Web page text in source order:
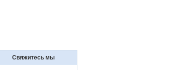
Свяжитесь мы